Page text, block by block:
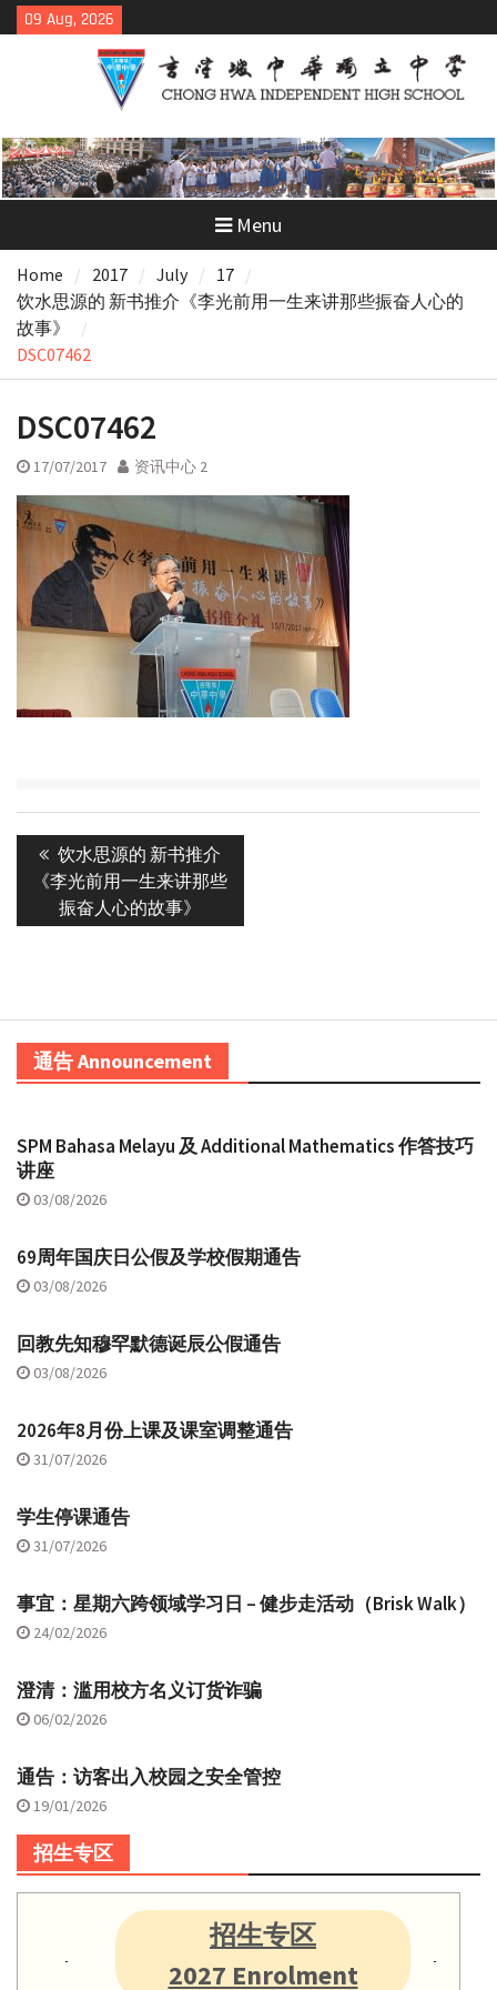
Skip
to
09 Aug, 2026
Menu
Home 2017 July
17
饮水思源的 新书推介《李光前用一生来讲那些振奋人心的
故事》
DSC07462
DSC07462
17/07/2017 资讯中心 2
navigation
Previous
post:
饮水思源的 新书推介
《李光前用一生来讲那些
振奋人心的故事》
通告 Announcement
SPM Bahasa Melayu 及 Additional Mathematics 作答技巧
讲座
03/08/2026
69周年国庆日公假及学校假期通告
03/08/2026
回教先知穆罕默德诞辰公假通告
03/08/2026
2026年8月份上课及课室调整通告
31/07/2026
学生停课通告
31/07/2026
事宜：星期六跨领域学习日 – 健步走活动（Brisk Walk）
24/02/2026
澄清：滥用校方名义订货诈骗
06/02/2026
通告：访客出入校园之安全管控
19/01/2026
招生专区
招生专区
2027 Enrolment